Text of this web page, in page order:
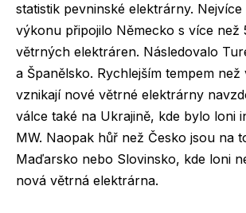
statistik pevninské elektrárny.
výkonu připojilo Německo s více než
větrných elektráren. Následovalo
a Španělsko. Rychlejším tempem než
vznikají nové větrné elektrárny
válce také na Ukrajině, kde bylo loni
MW. Naopak hůř než Česko jsou na
Maďarsko nebo Slovinsko, kde loni
nová větrná elektrárna.